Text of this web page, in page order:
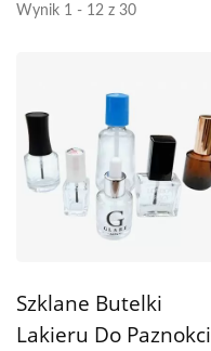
Wynik 1 - 12 z 30
Szklane Butelki
Lakieru Do Paznokci